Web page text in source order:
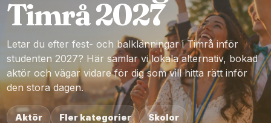
Timrå 2027
Letar du efter fest- och balklänningar i Timrå inför
studenten 2027? Här samlar vi lokala alternativ, bokad
aktör och vägar vidare för dig som vill hitta rätt inför
den stora dagen.
Aktör Fler kategorier Skolor